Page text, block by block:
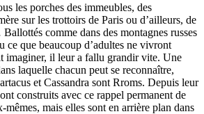
les porches des immeubles, des
sur les trottoirs de Paris ou d’ailleurs, de
comme dans des montagnes russes
ce que beaucoup d’adultes ne vivront
imaginer, il leur a fallu grandir vite. Une
laquelle chacun peut se reconnaître,
et Cassandra sont Rroms. Depuis leur
construits avec ce rappel permanent de
mais elles sont en arrière plan dans